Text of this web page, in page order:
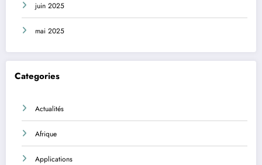
juin 2025
mai 2025
Categories
Actualités
Afrique
Applications